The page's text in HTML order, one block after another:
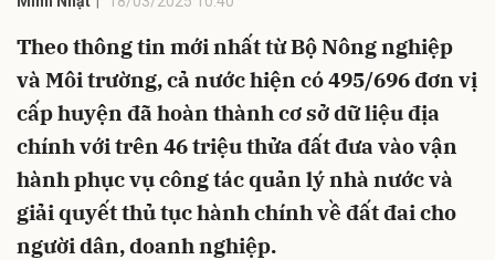
Theo thông tin mới nhất từ Bộ Nông nghiệp
và Môi trường, cả nước hiện có 495/696 đơn vị
cấp huyện đã hoàn thành cơ sở dữ liệu địa
chính với trên 46 triệu thửa đất đưa vào vận
hành phục vụ công tác quản lý nhà nước và
giải quyết thủ tục hành chính về đất đai cho
người dân, doanh nghiệp.